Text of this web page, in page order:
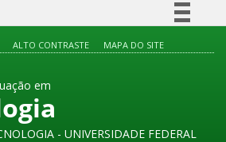
Legislação
ALTO CONTRASTE MAPA DO SITE
em
- UNIVERSIDADE FEDERAL